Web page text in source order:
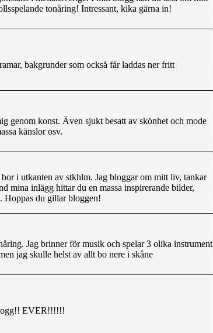
tonåring! Intressant, kika gärna in!
bakgrunder som också får laddas ner fritt
genom konst. Även sjukt besatt av skönhet och mode
känslor osv.
i utkanten av stkhlm. Jag bloggar om mitt liv, tankar
mina inlägg hittar du en massa inspirerande bilder,
Hoppas du gillar bloggen!
Jag brinner för musik och spelar 3 olika instrument
jag skulle helst av allt bo nere i skåne
EVER!!!!!!